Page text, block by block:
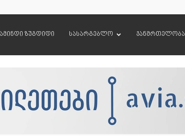
ამინდი ზუგდიდი სასარგებლო ჯანმრთელობა